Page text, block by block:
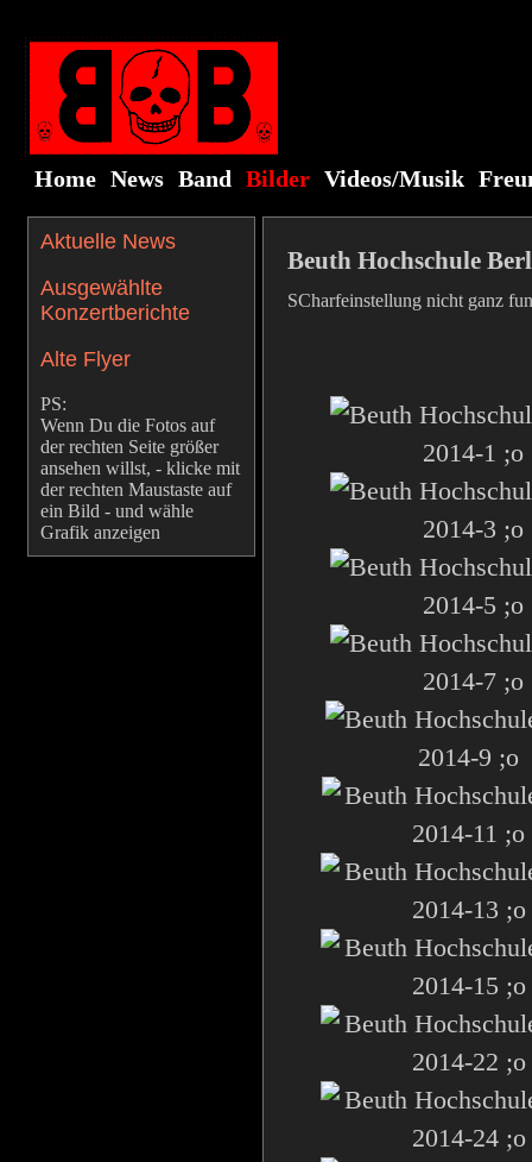
Home News Band Bilder Videos/Musik
Aktuelle News
Ausgewählte
Konzertberichte
Alte Flyer
PS:
Wenn Du die Fotos auf
der rechten Seite größer
ansehen willst, - klicke mit
der rechten Maustaste auf
ein Bild - und wähle
Grafik anzeigen
Beuth Hochschule
SCharfeinstellung nicht ganz